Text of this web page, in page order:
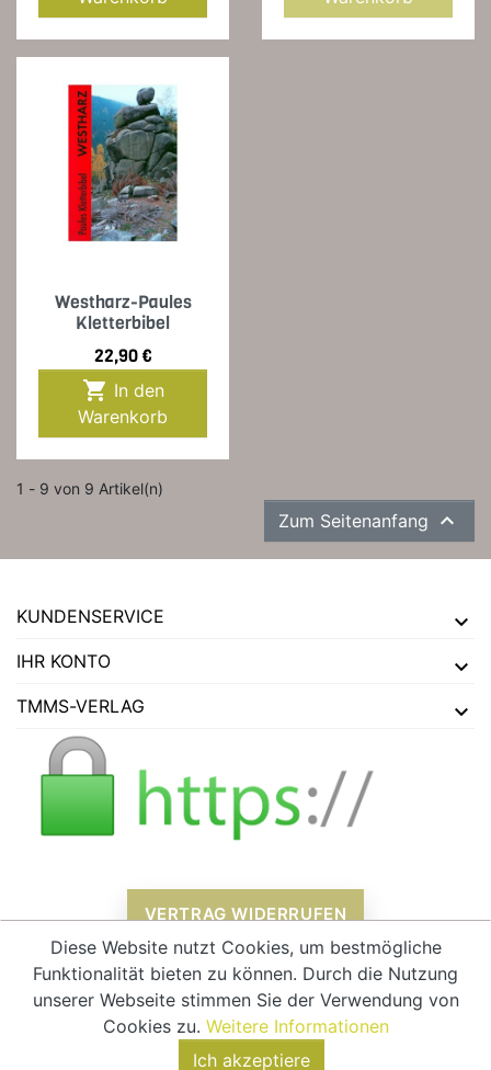
Westharz-Paules
Kletterbibel
Preis
22,90 €

Warenkorb
1 - 9 von 9 Artikel(n)
Zum Seitenanfang 
KUNDENSERVICE
IHR KONTO
TMMS-VERLAG
VERTRAG WIDERRUFEN
Alle Preise verstehen sich inklusive Mehrwertsteuer und zzgl.
Versandkosten
© 2026 - tmms-verlag
Diese Website nutzt Cookies, um bestmögliche
Funktionalität bieten zu können. Durch die Nutzung
unserer Webseite stimmen Sie der Verwendung von
Cookies zu. Weitere Informationen
Ich akzeptiere